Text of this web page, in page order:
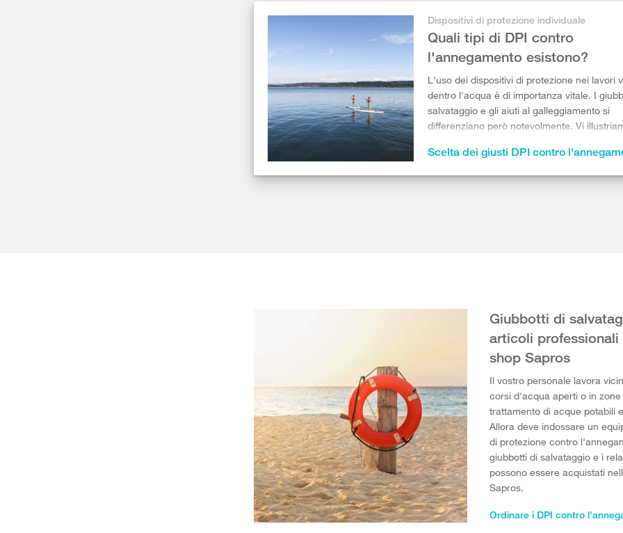
Dispositivi di protezione individuale
Quali tipi di DPI contro
l'annegamento esistono?
L'uso dei dispositivi di protezione nei lavori
dentro l'acqua è di importanza vitale. I
salvataggio e gli aiuti al galleggiamento si
differenziano però notevolmente. Vi
Scelta dei giusti DPI contro
Giubbotti di
articoli professionali
shop Sapros
Il vostro personale lavora
corsi d'acqua aperti o in zone
trattamento di acque potabili
Allora deve indossare un
di protezione contro
giubbotti di salvataggio e i
possono essere acquistati
Sapros.
Ordinare i DPI contro